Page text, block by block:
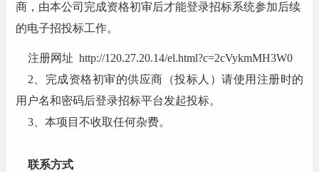
商，由本公司完成资格初审后才能登录招标系统参加后续
的电子招投标工作。
注册网址 http://120.27.20.14/el.html?c=2cVykmMH3W0
2、完成资格初审的供应商（投标人）请使用注册时的
用户名和密码后登录招标平台发起投标。
3、本项目不收取任何杂费。
联系方式